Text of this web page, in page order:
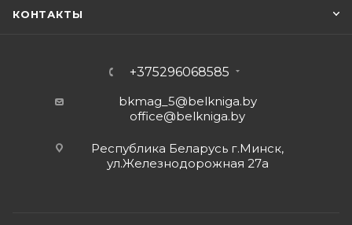
КОНТАКТЫ
+375296068585
bkmag_5@belkniga.by
office@belkniga.by
Республика Беларусь г.Минск,
ул.Железнодорожная 27а